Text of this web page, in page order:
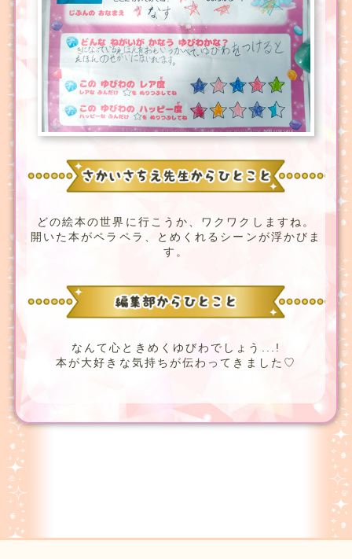
どの絵本の世界に行こうか、ワクワクしますね。
開いた本がペラペラ、とめくれるシーンが浮かびま
す。
なんて心ときめくゆびわでしょう...!
本が大好きな気持ちが伝わってきました♡